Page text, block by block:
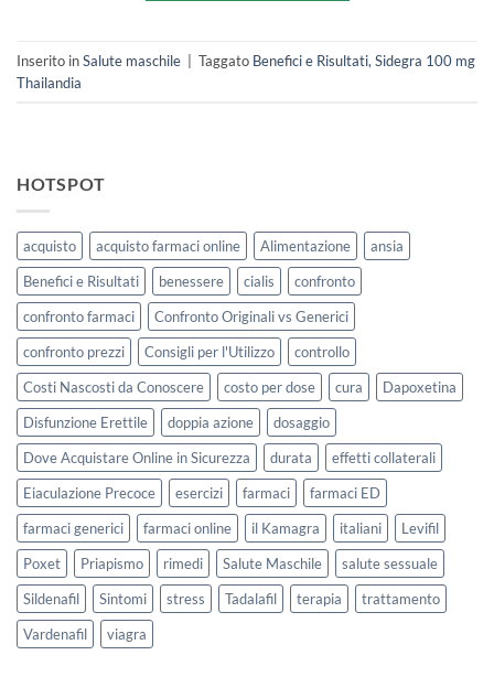
Inserito inSalute maschile Taggato Benefici e Risultati, Sidegra 100 mg
Thailandia
HOTSPOT
acquisto acquisto farmaci online Alimentazione
ansia
Benefici e Risultati
benessere cialis
confronto
confronto farmaci
Confronto Originali vs Generici
confronto prezzi
Consigli per l'Utilizzo
controllo
Costi Nascosti da Conoscere
costo per dose cura
Dapoxetina
Disfunzione Erettile
doppia azione
dosaggio
Dove Acquistare Online in Sicurezza
durata
effetti collaterali
Eiaculazione Precoce
esercizi farmaci
farmaci ED
farmaci generici
farmaci online il Kamagra italiani
Levifil
Poxet
Priapismo rimedi Salute Maschile
salute sessuale
Sildenafil
Sintomi stress Tadalafil terapia
trattamento
Vardenafil
viagra